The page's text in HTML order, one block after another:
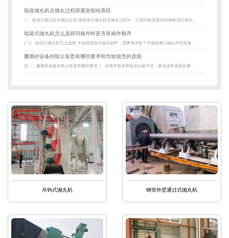
辊道抛丸机在抛丸过程跟紧急制动系统
一、辊道式抛丸机在抛丸过程 该辊道式抛丸机在抛丸过程中，只能对板形较好的钢板进行抛丸...
辊道式抛丸机怎么选择同操作时是否有操作顺序
[一]、辊道式抛丸机怎么选择 在选择辊道式抛丸机时，需要考虑多个关键因素以确认所选设备...
覆膜砂设备的除尘装置有哪些要求和导致脱壳的原因
其一、覆膜砂设备的除尘装置有哪些要求 1、采用平面皮带输送运输方式，要求皮带表面抗磨，...
吊钩式抛丸机 钢管外壁通过式抛丸机